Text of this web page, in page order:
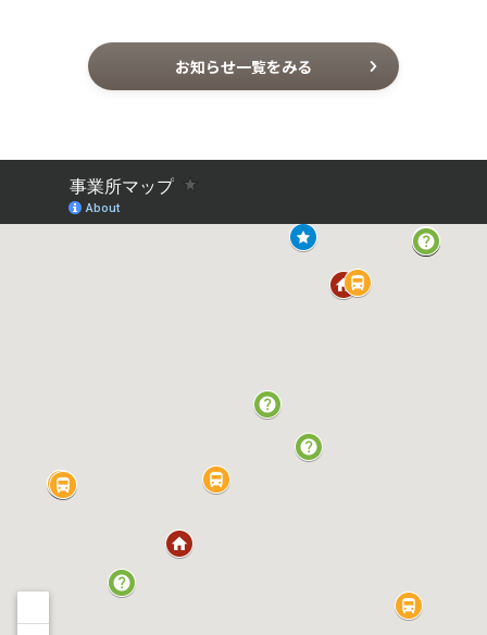
お知らせ一覧をみる